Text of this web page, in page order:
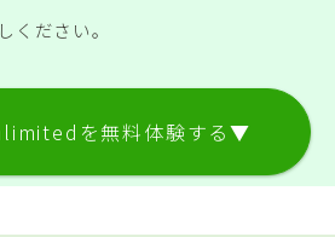
ください。
を無料体験する▼